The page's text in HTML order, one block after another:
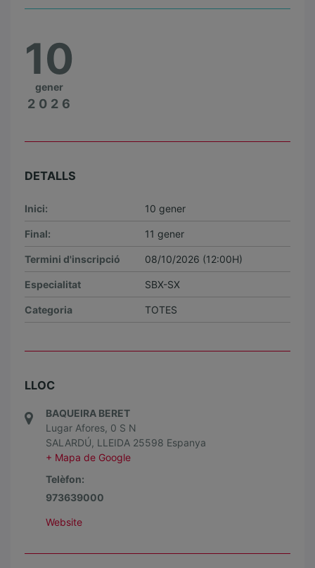
10
gener
2026
DETALLS
Inici: 10 gener
Final: 11 gener
Termini d'inscripció 08/10/2026 (12:00H)
Especialitat SBX-SX
Categoria TOTES
LLOC
BAQUEIRA BERET
Lugar Afores, 0 S N
SALARDÚ LLEIDA 25598 Espanya
+ Mapa de Google
Telèfon:
973639000
Website